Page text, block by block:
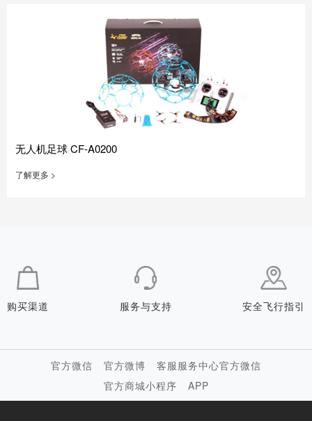
无人机足球 CF-A0200
了解更多 >
购买渠道 服务与支持 安全飞行指引
官方微信 官方微博
客服服务中心官方微信
官方商城小程序
APP